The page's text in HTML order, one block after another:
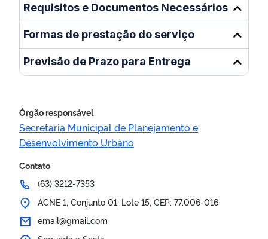
Requisitos e Documentos Necessários
Formas de prestação do serviço
Previsão de Prazo para Entrega
Órgão responsável
Secretaria Municipal de Planejamento e
Desenvolvimento Urbano
Contato
(63) 3212-7353
ACNE 1, Conjunto 01, Lote 15, CEP: 77.006-016
email@gmail.com